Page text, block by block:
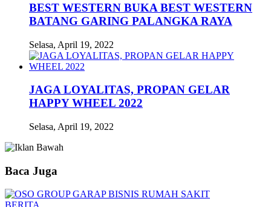
BEST WESTERN BUKA BEST WESTERN
BATANG GARING PALANGKA RAYA
Selasa, April 19, 2022
JAGA LOYALITAS, PROPAN GELAR
HAPPY WHEEL 2022
Selasa, April 19, 2022
Baca Juga